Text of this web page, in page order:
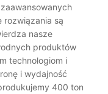
rozwiązania są
nasze
produktów
technologiom i
i wydajność
400 ton